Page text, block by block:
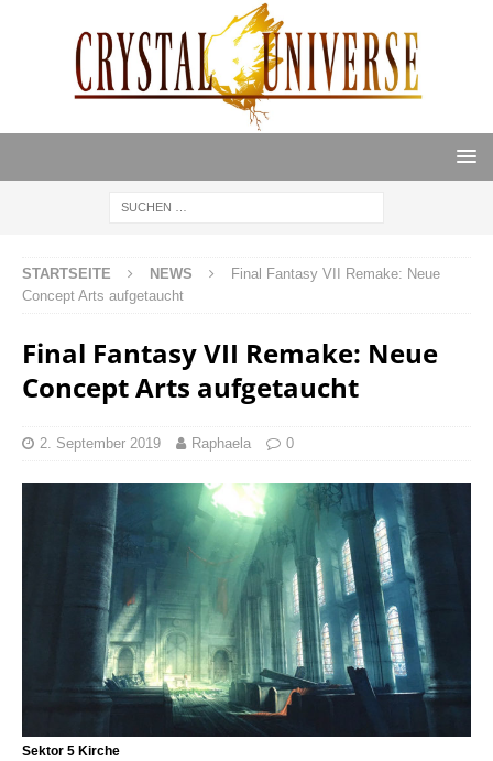
STARTSEITE NEWS
Final Fantasy VII Remake: Neue
Concept Arts aufgetaucht
Final Fantasy VII Remake: Neue
Concept Arts aufgetaucht
2. September 2019 Raphaela 0
Sektor 5 Kirche